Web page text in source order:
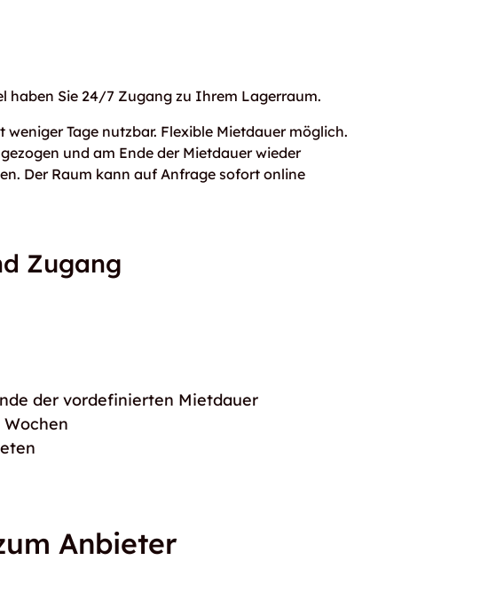
haben Sie 24/7 Zugang zu Ihrem Lagerraum.
Tage nutzbar. Flexible Mietdauer möglich.
und am Ende der Mietdauer wieder
Der Raum kann auf Anfrage sofort online
Zugang
der vordefinierten Mietdauer
Anbieter